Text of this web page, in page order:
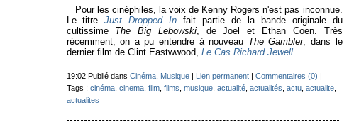
Pour les cinéphiles, la voix de Kenny Rogers n'est pas inconnue.
Le titreJust Dropped In fait partie de la bande originale du
cultissime The Big Lebowski, de Joel et Ethan Coen. Très
récemment, on a pu entendre à nouveau The Gambler, dans le
dernier film de Clint Eastwwood, Le Cas Richard Jewell.
19:02 Publié dans Cinéma, Musique| Lien permanent| Commentaires (0)
Tags : cinéma, cinema, film, films, musique, actualité, actualités, actu, actualite,
actualites